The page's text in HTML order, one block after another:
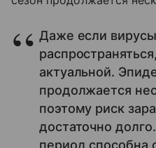
Даже если
актуальной.
продолжается
поэтому риск
достаточно